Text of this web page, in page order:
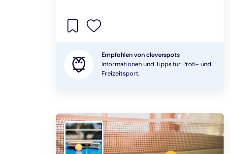
Empfohlen von cleverspots
Informationen und Tipps für Profi- und
Freizeitsport.